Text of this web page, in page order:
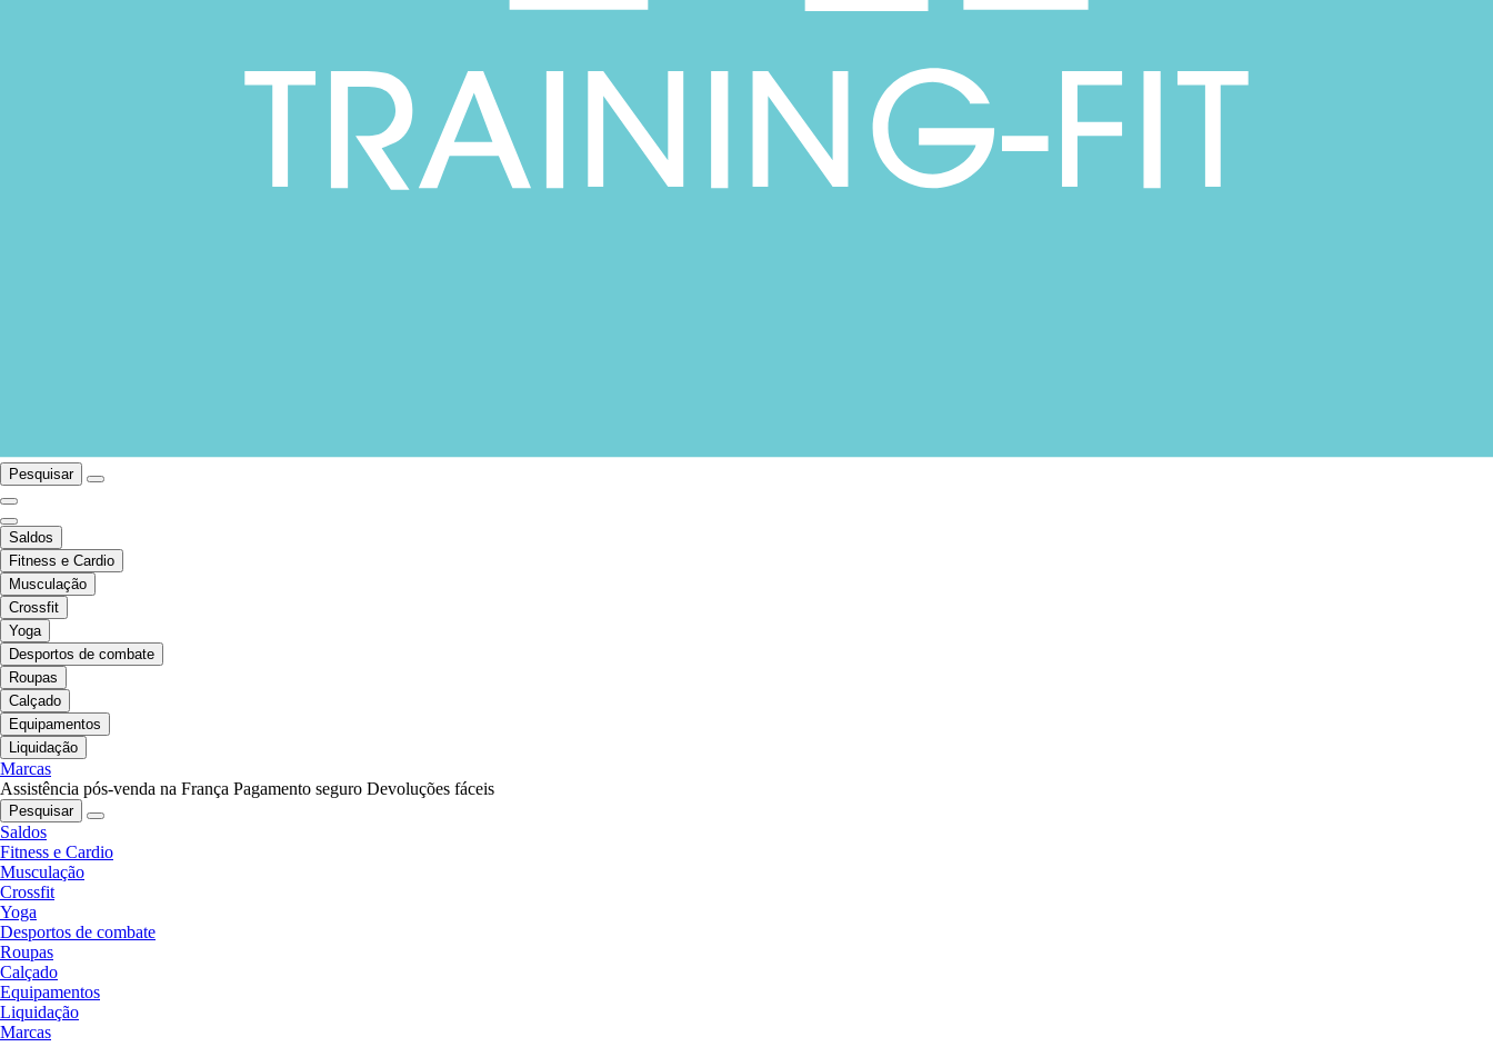
Pesquisar
Saldos
Fitness e Cardio
Musculação
Crossfit
Yoga
Desportos de combate
Roupas
Calçado
Equipamentos
Liquidação
Marcas
Assistência pós-venda na França Pagamento seguro Devoluções fáceis
Pesquisar
Saldos
Fitness e Cardio
Musculação
Crossfit
Yoga
Desportos de combate
Roupas
Calçado
Equipamentos
Liquidação
Marcas